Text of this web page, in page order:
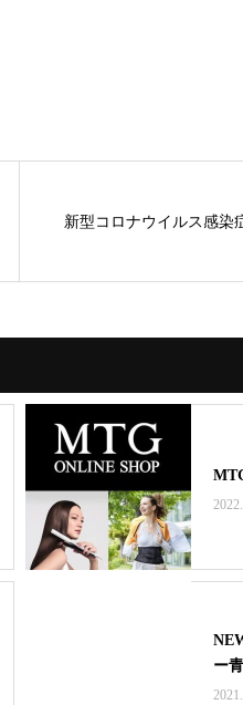
新型コロナウイルス感染
ー